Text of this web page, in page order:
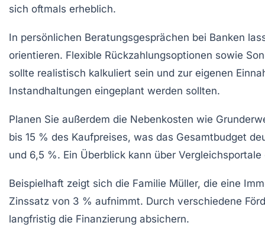
sich oftmals erheblich.
In persönlichen Beratungsgesprächen bei Banken
orientieren. Flexible Rückzahlungsoptionen sowie
sollte realistisch kalkuliert sein und zur eigenen
Instandhaltungen eingeplant werden sollten.
Planen Sie außerdem die Nebenkosten wie
bis 15 % des Kaufpreises, was das Gesamtbudget
und 6,5 %. Ein Überblick kann über
Beispielhaft zeigt sich die Familie Müller, die eine
Zinssatz von 3 % aufnimmt. Durch verschiedene
langfristig die Finanzierung absichern.